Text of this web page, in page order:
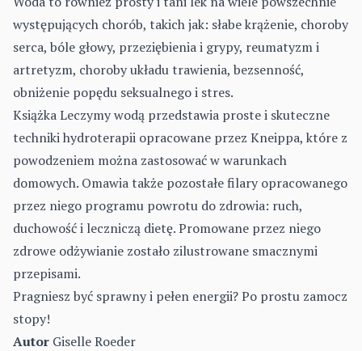
występujących chorób, takich jak: słabe krążenie, choroby
serca, bóle głowy, przeziębienia i grypy, reumatyzm i
artretyzm, choroby układu trawienia, bezsenność,
obniżenie popędu seksualnego i stres.
Książka Leczymy wodą przedstawia proste i skuteczne
techniki hydroterapii opracowane przez Kneippa, które z
powodzeniem można zastosować w warunkach
domowych. Omawia także pozostałe filary opracowanego
przez niego programu powrotu do zdrowia: ruch,
duchowość i leczniczą dietę. Promowane przez niego
zdrowe odżywianie zostało zilustrowane smacznymi
przepisami.
Pragniesz być sprawny i pełen energii? Po prostu zamocz
stopy!
Autor Giselle Roeder